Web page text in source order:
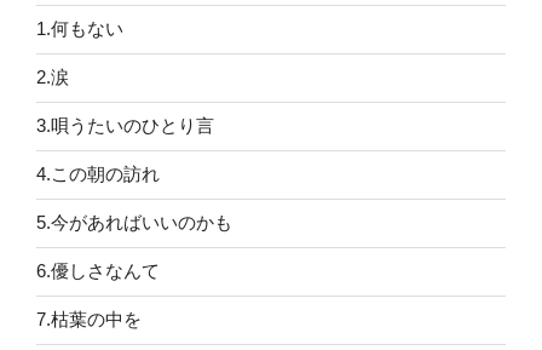
1.何もない
2.涙
3.唄うたいのひとり言
4.この朝の訪れ
5.今があればいいのかも
6.優しさなんて
7.枯葉の中を